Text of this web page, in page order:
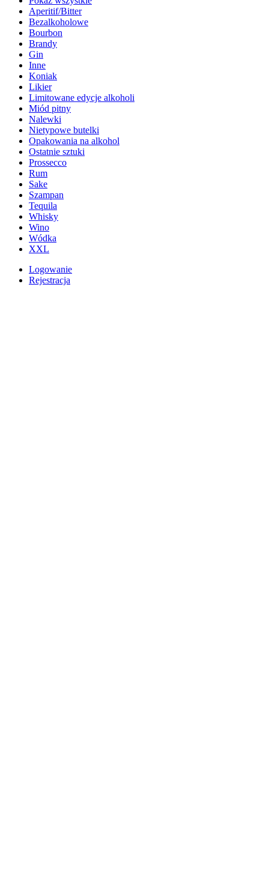
Aperitif/Bitter
Bezalkoholowe
Bourbon
Brandy
Gin
Inne
Koniak
Likier
Limitowane edycje alkoholi
Miód pitny
Nalewki
Nietypowe butelki
Opakowania na alkohol
Ostatnie sztuki
Prossecco
Rum
Sake
Szampan
Tequila
Whisky
Wino
Wódka
XXL
Logowanie
Rejestracja